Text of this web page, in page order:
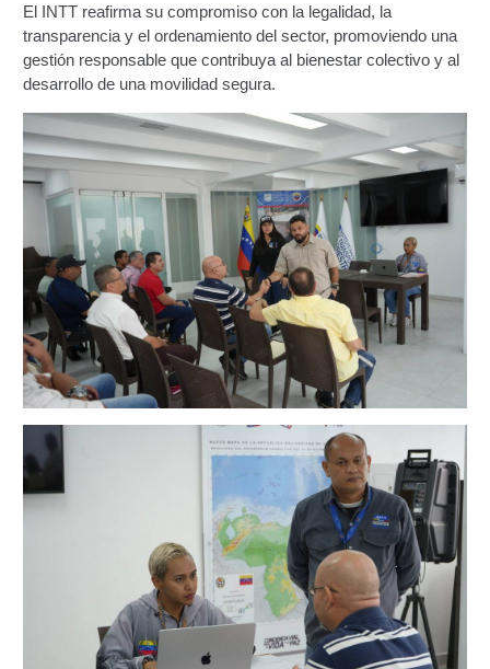
Registro de Empresas Fabricantes, Ensambladoras,
Carroceras, Importadoras, Distribuidoras y Talleres
Especializados en Reformas de Vehículos (REFECIV).
Junta Directiva
Junta Directiva Old
Licencia para Conducir
Certificación de Datos de Licencia para Conducir.
Certificación de Datos para Efectos Consulares con
Apostilla Electrónica
Registro Original de Licencia para Conducir Cuarto
Grado (4°).
Registro Original de Licencia para Conducir Quinto
Registro Original de Licencia para Conducir
Segundo Grado (2°) – (Mayores de 18 años).
Registro Original de Licencia para Conducir
El INTT reafirma su compromiso con la legalidad, la
transparencia y el ordenamiento del sector, promoviendo una
gestión responsable que contribuya al bienestar colectivo y al
desarrollo de una movilidad segura.